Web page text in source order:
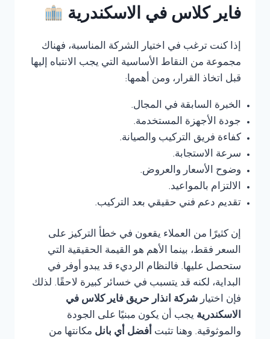
فاير كلاس في الاسكندرية
إذا كنت ترغب في اختيار الشركة المناسبة، فهناك
مجموعة من النقاط الأساسية التي يجب الانتباه إليها
قبل اتخاذ القرار، ومن أهمها:
الخبرة السابقة في المجال.
جودة الأجهزة المستخدمة.
كفاءة فريق التركيب والصيانة.
سرعة الاستجابة.
وضوح الأسعار والعروض.
الالتزام بالمواعيد.
تقديم دعم فني حقيقي بعد التركيب.
إن كثيرًا من العملاء يقعون في خطأ التركيز على
السعر فقط، بينما الأهم هو القيمة الحقيقية التي
ستحصل عليها. فالنظام الرديء قد يبدو أوفر في
البداية، لكنه قد يتسبب في خسائر كبيرة لاحقًا. لذلك
فإن اختيار شركة انذار حريق فاير كلاس في
الاسكندرية يجب أن يكون مبنيًا على الجودة
والموثوقية. وهنا تثبت أفضل أي بانل مكانتها من